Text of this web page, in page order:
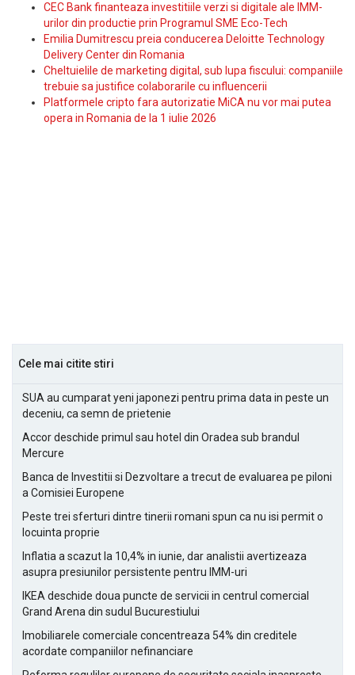
CEC Bank finanteaza investitiile verzi si digitale ale IMM-
urilor din productie prin Programul SME Eco-Tech
Emilia Dumitrescu preia conducerea Deloitte Technology
Delivery Center din Romania
Cheltuielile de marketing digital, sub lupa fiscului: companiile
trebuie sa justifice colaborarile cu influencerii
Platformele cripto fara autorizatie MiCA nu vor mai putea
opera in Romania de la 1 iulie 2026
Cele mai citite stiri
SUA au cumparat yeni japonezi pentru prima data in peste un
deceniu, ca semn de prietenie
Accor deschide primul sau hotel din Oradea sub brandul
Mercure
Banca de Investitii si Dezvoltare a trecut de evaluarea pe piloni
a Comisiei Europene
Peste trei sferturi dintre tinerii romani spun ca nu isi permit o
locuinta proprie
Inflatia a scazut la 10,4% in iunie, dar analistii avertizeaza
asupra presiunilor persistente pentru IMM-uri
IKEA deschide doua puncte de servicii in centrul comercial
Grand Arena din sudul Bucurestiului
Imobiliarele comerciale concentreaza 54% din creditele
acordate companiilor nefinanciare